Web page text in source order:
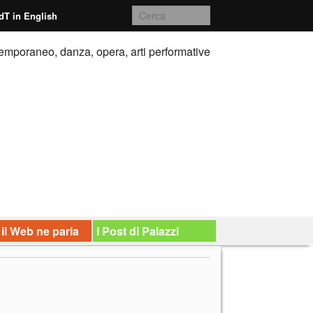
in English
danza, opera, arti performative
Web ne parla I Post di Palazzi